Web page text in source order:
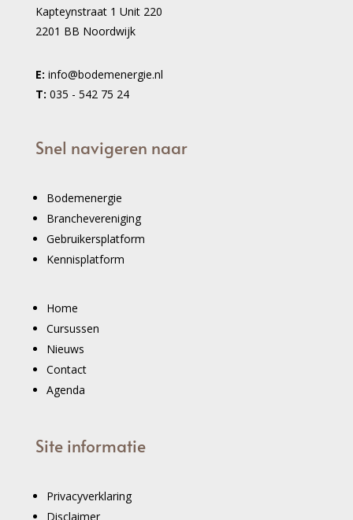
Kapteynstraat 1 Unit 220
2201 BB Noordwijk
E: info@bodemenergie.nl
T: 035 - 542 75 24
Snel navigeren naar
Bodemenergie
Branchevereniging
Gebruikersplatform
Kennisplatform
Home
Cursussen
Nieuws
Contact
Agenda
Site informatie
Privacyverklaring
Disclaimer